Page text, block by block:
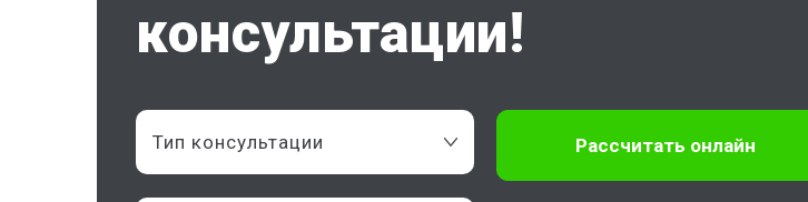
консультации!
Тип консультации